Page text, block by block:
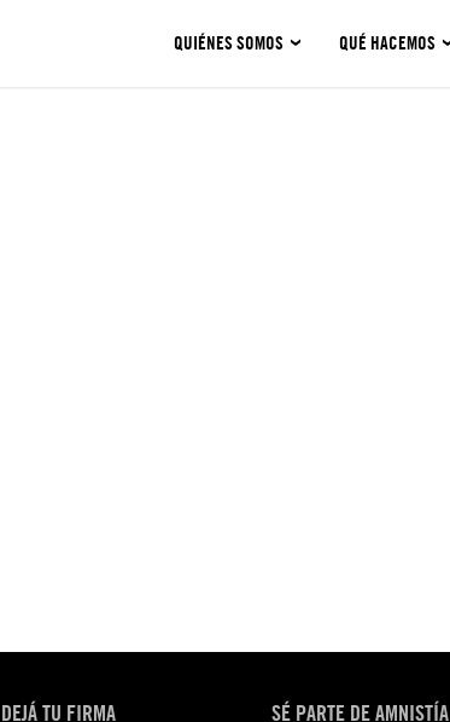
QUIÉNES SOMOS QUÉ HACEMOS
DEJÁ TU FIRMA SÉ PARTE DE AMNISTÍA